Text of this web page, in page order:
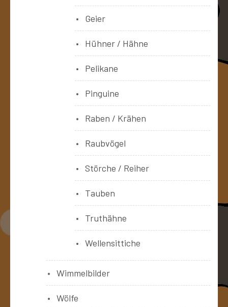
Geier
Hühner / Hähne
Pelikane
Pinguine
Raben / Krähen
Raubvögel
Störche / Reiher
Tauben
Truthähne
Wellensittiche
Wimmelbilder
Wölfe